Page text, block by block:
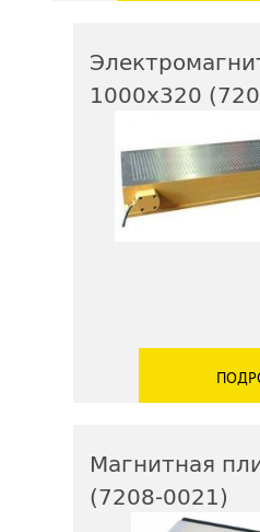
1000х320
Магнитная
(7208-0021)